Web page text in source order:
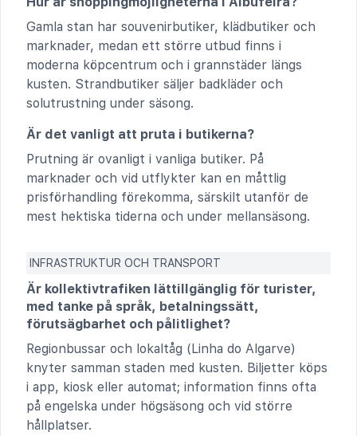
Gamla stan har souvenirbutiker, klädbutiker och
marknader, medan ett större utbud finns i
moderna köpcentrum och i grannstäder längs
kusten. Strandbutiker säljer badkläder och
solutrustning under säsong.
Är det vanligt att pruta i butikerna?
Prutning är ovanligt i vanliga butiker. På
marknader och vid utflykter kan en måttlig
prisförhandling förekomma, särskilt utanför de
mest hektiska tiderna och under mellansäsong.
INFRASTRUKTUR OCH TRANSPORT
Är kollektivtrafiken lättillgänglig för turister,
med tanke på språk, betalningssätt,
förutsägbarhet och pålitlighet?
Regionbussar och lokaltåg (Linha do Algarve)
knyter samman staden med kusten. Biljetter köps
i app, kiosk eller automat; information finns ofta
på engelska under högsäsong och vid större
hållplatser.